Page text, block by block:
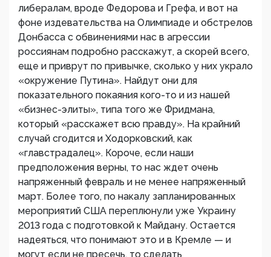
либералам, вроде Федорова и Грефа, и вот на
фоне издевательства на Олимпиаде и обстрелов
Донбасса с обвинениями нас в агрессии
россиянам подробно расскажут, а скорей всего,
еще и приврут по привычке, сколько у них украло
«окружение Путина». Найдут они для
показательного покаяния кого-то и из нашей
«бизнес-элиты», типа того же Фридмана,
который «расскажет всю правду». На крайний
случай сгодится и Ходорковский, как
«главстрадалец». Короче, если наши
предположения верны, то нас ждет очень
напряженный февраль и не менее напряженный
март. Более того, по накалу запланированных
мероприятий США переплюнули уже Украину
2013 года с подготовкой к Майдану. Остается
надеяться, что понимают это и в Кремле — и
могут если не пресечь, то сделать